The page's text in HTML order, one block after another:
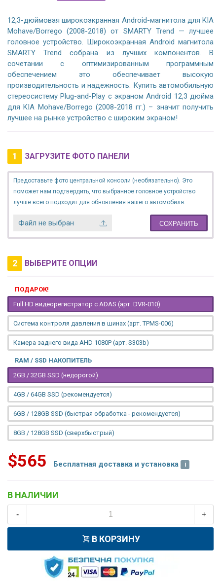
12,3-дюймовая широкоэкранная Android-магнитола для KIA
Mohave/Borrego (2008-2018) от SMARTY Trend — лучшее
головное устройство. Широкоэкранная Android магнитола
SMARTY Trend собрана из лучших компонентов. В
сочетании с оптимизированным программным
обеспечением это обеспечивает высокую
производительность и надежность. Купить автомобильную
стереосистему Plug-and-Play с экраном Android 12,3 дюйма
для KIA Mohave/Borrego (2008-2018 гг.) – значит получить
лучшее на рынке устройство с широким экраном!
1 ЗАГРУЗИТЕ ФОТО ПАНЕЛИ
Предоставьте фото центральной консоли (необязательно). Это
поможет нам подтвердить, что выбранное головное устройство
лучше всего подходит для обновления вашего автомобиля.
Файл не выбран СОХРАНИТЬ
2 ВЫБЕРИТЕ ОПЦИИ
ПОДАРОК!
Full HD видеорегистратор с ADAS (арт. DVR-010)
Система контроля давления в шинах (арт. TPMS-006)
Камера заднего вида AHD 1080P (арт. S303b)
RAM / SSD НАКОПИТЕЛЬ
2GB / 32GB SSD (недорогой)
4GB / 64GB SSD (рекомендуется)
6GB / 128GB SSD (быстрая обработка - рекомендуется)
8GB / 128GB SSD (сверхбыстрый)
$565 Бесплатная доставка и установка
В НАЛИЧИИ
- +
В КОРЗИНУ